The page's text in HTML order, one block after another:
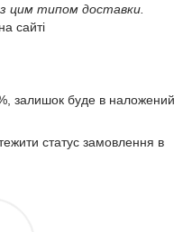
цим типом доставки.
сайті
залишок буде в наложений
статус замовлення в